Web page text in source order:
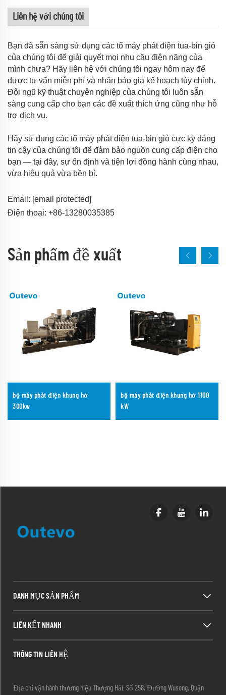
Liên hệ với chúng tôi
Bạn đã sẵn sàng sử dụng các tổ máy phát điện tua-bin gió
của chúng tôi để giải quyết mọi nhu cầu điện năng của
mình chưa? Hãy liên hệ với chúng tôi ngay hôm nay để
được tư vấn miễn phí và nhận báo giá kế hoạch tùy chỉnh.
Đội ngũ kỹ thuật chuyên nghiệp của chúng tôi luôn sẵn
sàng cung cấp cho bạn các đề xuất thích ứng cũng như hỗ
trợ dịch vụ.
Hãy sử dụng các tổ máy phát điện tua-bin gió cực kỳ đáng
tin cậy của chúng tôi để đảm bảo nguồn cung cấp điện cho
bạn — tại đây, sự ổn định và tiện lợi đồng hành cùng nhau,
vừa hiệu quả vừa bền bỉ.
Email: [email protected]
Điện thoại: +86-13280035385
Sản phẩm đề xuất
bộ máy phát điện khung hở
300kw
bộ máy phát điện khung hở 1100
kW
DANH MỤC SẢN PHẨM
LIÊN KẾT NHANH
THÔNG TIN LIÊN HỆ
Địa chỉ vận hành thương hiệu Thượng Hải: Số 258, Đường Wusong, Quận